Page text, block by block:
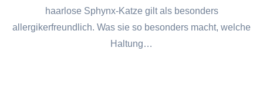
haarlose Sphynx-Katze gilt als besonders
allergikerfreundlich. Was sie so besonders macht, welche
Haltung…